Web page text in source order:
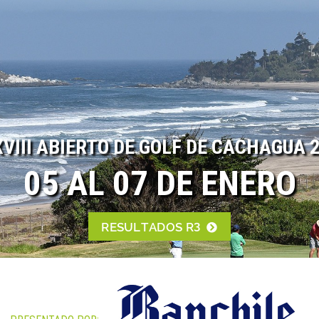
ABIERTO DE GOLF DE CACHAGUA
05 AL 07 DE ENERO
RESULTADOS R3